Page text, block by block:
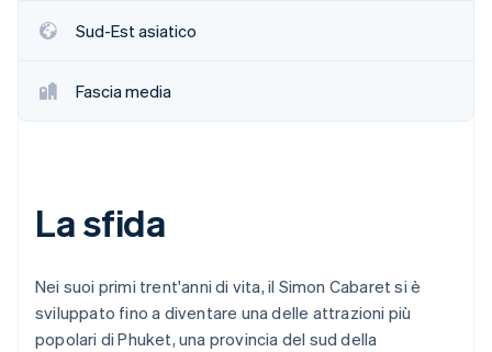
Identity
Verifica online dell'identità
Guarda ora
Sud-Est asiatico
Fascia media
La sfida
Nei suoi primi trent'anni di vita, il Simon Cabaret si è
sviluppato fino a diventare una delle attrazioni più
popolari di Phuket, una provincia del sud della